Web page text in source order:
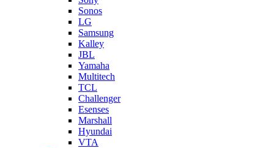
Sonos
LG
Samsung
Kalley
JBL
Yamaha
Multitech
TCL
Challenger
Esenses
Marshall
Hyundai
VTA